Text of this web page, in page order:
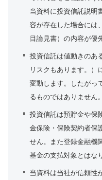
当資料に投資信託説明
容が存在した場合には
目論見書）の内容が優
投資信託は値動きのあ
リスクもあります。）
変動します。したがっ
るものではありません。
投資信託は預貯金や保
金保険・保険契約者保
せん。また登録金融機
基金の支払対象とはな
当資料は当社が信頼性